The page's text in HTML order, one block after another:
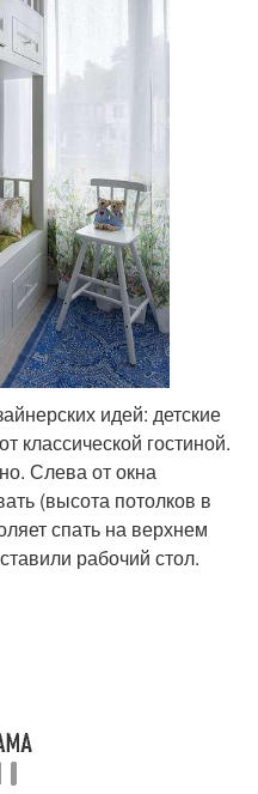
идей: детские
классической гостиной.
Слева от окна
(высота потолков в
спать на верхнем
рабочий стол.